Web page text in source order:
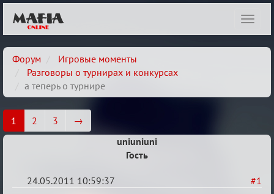
Форум
Игровые моменты
Разговоры о турнирах и конкурсах
а теперь о турнире
1 2 3
→
uniuniuni
Гость
#1
24.05.2011 10:59:37